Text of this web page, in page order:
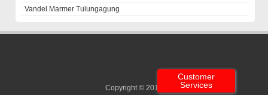
Vandel Marmer Tulungagung
Copyright © 2013
Customer
Services